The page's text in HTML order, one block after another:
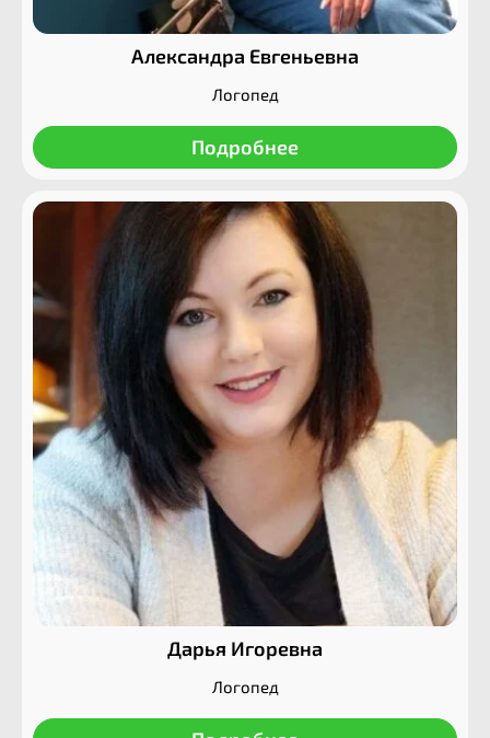
Александра Евгеньевна
Логопед
Подробнее
Дарья Игоревна
Логопед